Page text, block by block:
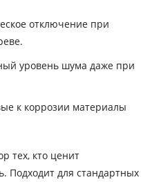
отключение при
уровень шума даже при
к коррозии материалы
тех, кто ценит
Подходит для стандартных